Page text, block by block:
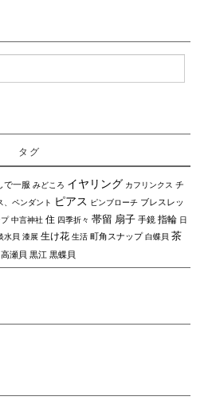
タグ
で一服 みどころ イヤリング カフリンクス チ
、ペンダント ピアス ピンブローチ ブレスレッ
プ 中言神社 住 四季折々 帯留 扇子 手鏡 指輪 日
水貝 漆展 生け花 生活 町角スナップ 白蝶貝 茶
高瀬貝 黒江 黒蝶貝